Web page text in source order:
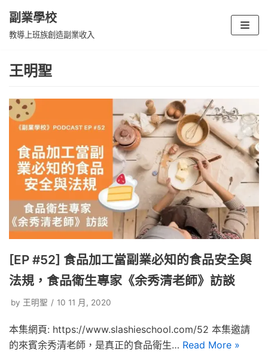
Skip
content
副業學校
教導上班族創造副業收入
王明聖
[EP #52] 食品加工當副業必知的食品安全與
法規，食品衛生專家《余秀清老師》訪談
by 王明聖 10 11 月, 2020
本集網頁: https://www.slashieschool.com/52 本集邀請
的來賓余秀清老師，是真正的食品衛生… Read More »